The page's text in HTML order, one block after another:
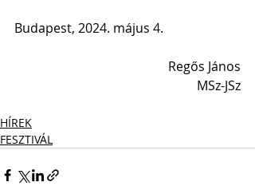
Budapest, 2024. május 4.
Regős János
MSz-JSz
HÍREK
FESZTIVÁL